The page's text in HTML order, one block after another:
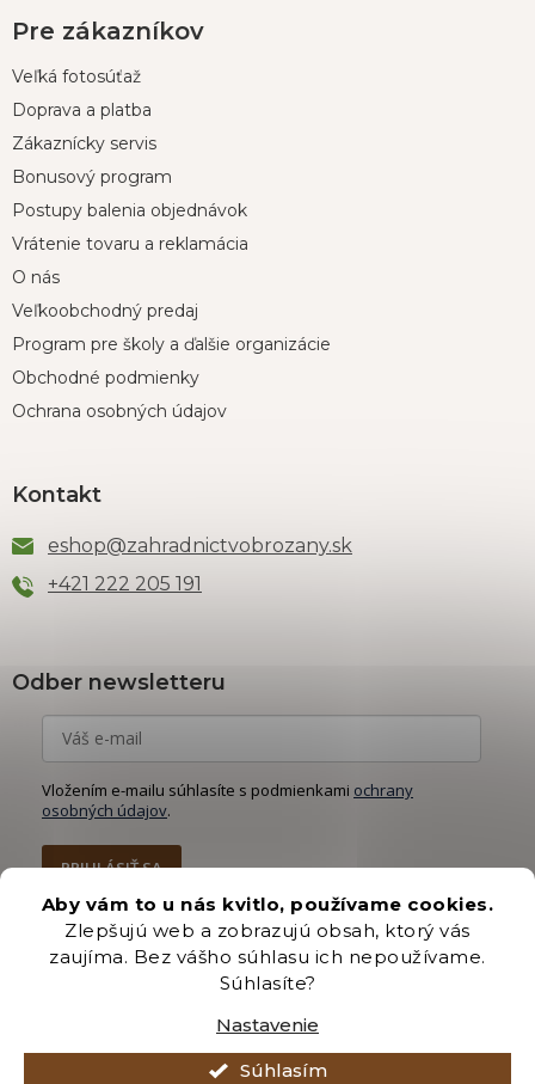
Aby vám to u nás kvitlo, používame cookies.
Zlepšujú web a zobrazujú obsah, ktorý vás
zaujíma. Bez vášho súhlasu ich nepoužívame.
Súhlasíte?
Nastavenie
Súhlasím
Pre zákazníkov
Veľká fotosúťaž
Doprava a platba
Zákaznícky servis
Bonusový program
Postupy balenia objednávok
Vrátenie tovaru a reklamácia
O nás
Veľkoobchodný predaj
Program pre školy a ďalšie organizácie
Obchodné podmienky
Ochrana osobných údajov
Kontakt
eshop@zahradnictvobrozany.sk
+421 222 205 191
Odber newsletteru
Vložením e-mailu súhlasíte s podmienkami ochrany
osobných údajov.
PRIHLÁSIŤ SA
Vytvoril Shoptet Premium
Záhradníctvo Brozany